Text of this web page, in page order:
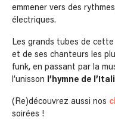
emmener vers des
électriques.
Les grands tubes de
et de ses chanteurs les
funk, en passant par la
l’unisson
l’hymne de
(Re)découvrez aussi nos
soirées !